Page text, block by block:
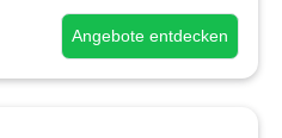
Angebote entdecken